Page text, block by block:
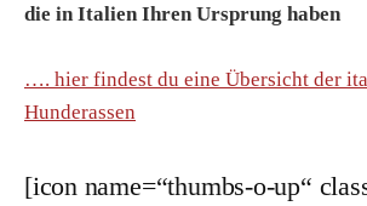
die in Italien Ihren Ursprung haben
…. hier findest du eine Übersicht der
Hunderassen
[icon name=“thumbs-o-up“